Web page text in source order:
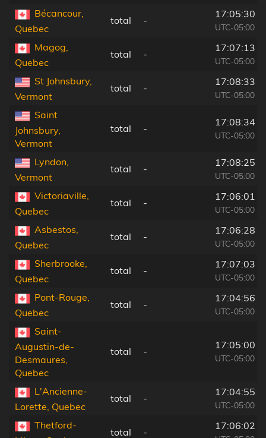
Bécancour,
Quebec
total -
17:05:30
UTC-05:00
Magog,
Quebec
total -
17:07:13
UTC-05:00
St Johnsbury,
Vermont
total -
17:08:33
UTC-05:00
Saint
Johnsbury,
Vermont
total -
17:08:34
UTC-05:00
Lyndon,
Vermont
total -
17:08:25
UTC-05:00
Victoriaville,
Quebec
total -
17:06:01
UTC-05:00
Asbestos,
Quebec
total -
17:06:28
UTC-05:00
Sherbrooke,
Quebec
total -
17:07:03
UTC-05:00
Pont-Rouge,
Quebec
total -
17:04:56
UTC-05:00
Saint-
Augustin-de-
Desmaures,
Quebec
total -
17:05:00
UTC-05:00
L'Ancienne-
Lorette, Quebec
total -
17:04:55
UTC-05:00
Thetford-
total -
17:06:02